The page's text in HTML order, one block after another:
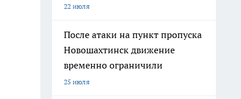
22 июля
После атаки на пункт пропуска
Новошахтинск движение
временно ограничили
25 июля